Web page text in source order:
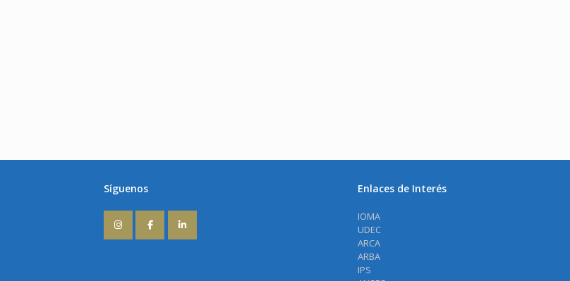
Síguenos Enlaces de Interés
IOMA
UDEC
ARCA
ARBA
IPS